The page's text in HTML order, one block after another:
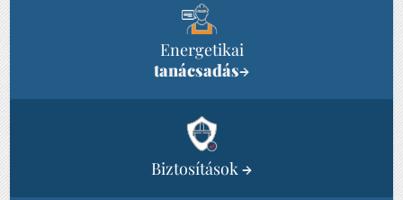
Energetikai
tanácsadás→
Biztosítások →